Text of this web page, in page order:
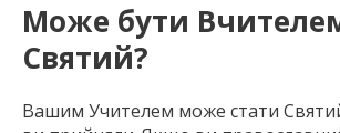
Може бути
Святий?
Вашим Учителем може стати